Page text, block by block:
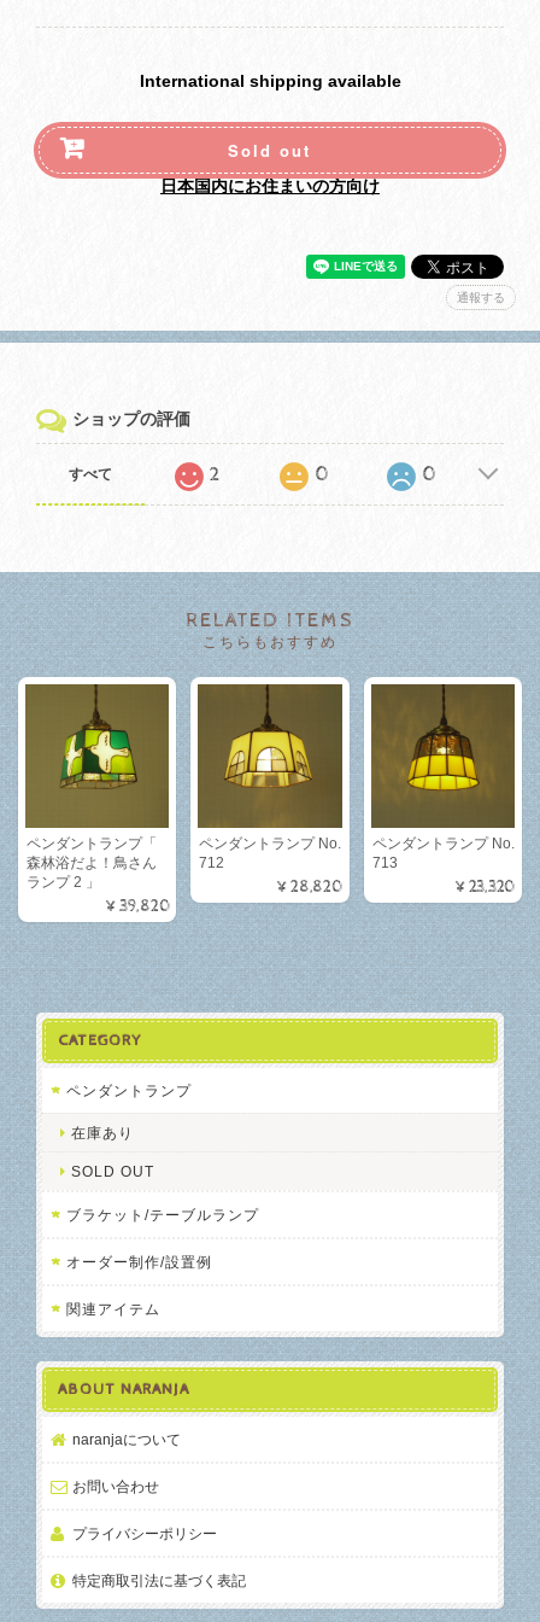
International shipping available
Sold out
日本国内にお住まいの方向け
通報する
ショップの評価
すべて 2 0 0
RELATED ITEMS
こちらもおすすめ
ペンダントランプ「
森林浴だよ！鳥さん
ランプ 2 」
¥39,820
ペンダントランプ No.
712
¥28,820
ペンダントランプ No.
713
¥23,320
CATEGORY
ペンダントランプ
在庫あり
SOLD OUT
ブラケット/テーブルランプ
オーダー制作/設置例
関連アイテム
ABOUT NARANJA
naranjaについて
お問い合わせ
プライバシーポリシー
特定商取引法に基づく表記